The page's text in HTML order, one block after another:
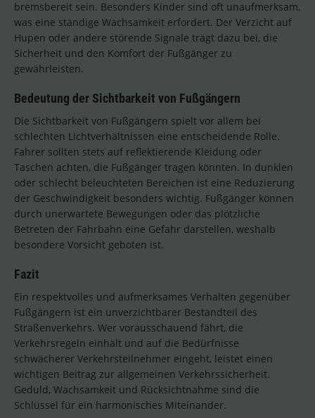
bremsbereit sein. Besonders Kinder sind oft unaufmerksam,
was eine ständige Wachsamkeit erfordert. Der Verzicht auf
Hupen oder andere störende Signale trägt dazu bei, die
Sicherheit und den Komfort der Fußgänger zu
gewährleisten.
Bedeutung der Sichtbarkeit von Fußgängern
Die Sichtbarkeit von Fußgängern spielt vor allem bei
schlechten Lichtverhältnissen eine entscheidende Rolle.
Fahrer sollten stets auf reflektierende Kleidung oder
Taschen achten, die Fußgänger tragen könnten. In dunklen
oder schlecht beleuchteten Bereichen ist eine Reduzierung
der Geschwindigkeit besonders wichtig. Fußgänger können
durch unerwartete Bewegungen oder das plötzliche
Betreten der Fahrbahn eine Gefahr darstellen, weshalb
besondere Vorsicht geboten ist.
Fazit
Ein respektvolles und aufmerksames Verhalten gegenüber
Fußgängern ist ein unverzichtbarer Bestandteil des
Straßenverkehrs. Wer vorausschauend fährt, die
Verkehrsregeln einhält und auf die Bedürfnisse
schwächerer Verkehrsteilnehmer eingeht, leistet einen
wichtigen Beitrag zur allgemeinen Verkehrssicherheit.
Geduld, Wachsamkeit und Rücksichtnahme sind die
Schlüssel für ein harmonisches Miteinander.